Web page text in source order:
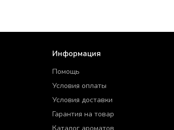
Информация
Помощь
Условия оплаты
Условия доставки
Гарантия на товар